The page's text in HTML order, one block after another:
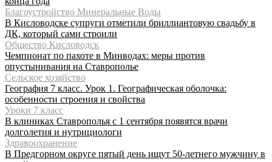
Благоустройство Минеральные Воды
В Кисловодске супруги отметили бриллиантовую свадьбу в
ДК, который сами строили
Общество Кисловодск
Чемпионат по пахоте в Минводах: меры против
опустынивания на Ставрополье
Сельское хозяйство
География 7 класс. Урок 1. Географическая оболочка:
особенности строения и свойства
Уроки 7 класс
В клиниках Ставрополья с 1 сентября появятся врачи
долголетия и нутрициологи
Здравоохранение
В Предгорном округе пятый день ищут 50-летнего мужчину в